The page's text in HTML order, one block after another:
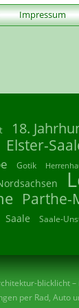
Impressum
18.
Elster-
Gotik
Parthe-
Saale Saale-
blicklicht –
per Rad, Auto